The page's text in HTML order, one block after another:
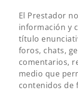
El Prestador
información y
título
foros, chats,
comentarios,
medio que
contenidos de